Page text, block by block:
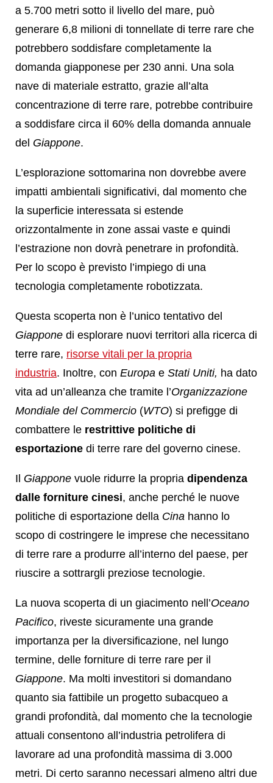
a 5.700 metri sotto il livello del mare, può
generare 6,8 milioni di tonnellate di terre rare che
potrebbero soddisfare completamente la
domanda giapponese per 230 anni. Una sola
nave di materiale estratto, grazie all’alta
concentrazione di terre rare, potrebbe contribuire
a soddisfare circa il 60% della domanda annuale
del Giappone.
L’esplorazione sottomarina non dovrebbe avere
impatti ambientali significativi, dal momento che
la superficie interessata si estende
orizzontalmente in zone assai vaste e quindi
l’estrazione non dovrà penetrare in profondità.
Per lo scopo è previsto l’impiego di una
tecnologia completamente robotizzata.
Questa scoperta non è l’unico tentativo del
Giappone di esplorare nuovi territori alla ricerca di
terre rare, risorse vitali per la propria
industria. Inoltre, con Europa e Stati Uniti, ha dato
vita ad un’alleanza che tramite l’Organizzazione
Mondiale del Commercio (WTO) si prefigge di
combattere le restrittive politiche di
esportazione di terre rare del governo cinese.
Il Giappone vuole ridurre la propria dipendenza
dalle forniture cinesi, anche perché le nuove
politiche di esportazione della Cina hanno lo
scopo di costringere le imprese che necessitano
di terre rare a produrre all’interno del paese, per
riuscire a sottrargli preziose tecnologie.
La nuova scoperta di un giacimento nell’Oceano
Pacifico, riveste sicuramente una grande
importanza per la diversificazione, nel lungo
termine, delle forniture di terre rare per il
Giappone. Ma molti investitori si domandano
quanto sia fattibile un progetto subacqueo a
grandi profondità, dal momento che la tecnologie
attuali consentono all’industria petrolifera di
lavorare ad una profondità massima di 3.000
metri. Di certo saranno necessari almeno altri due